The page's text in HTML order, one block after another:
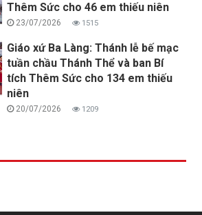
Thêm Sức cho 46 em thiếu niên
23/07/2026 1515
Giáo xứ Ba Làng: Thánh lễ bế mạc
tuần chầu Thánh Thể và ban Bí
tích Thêm Sức cho 134 em thiếu
niên
20/07/2026 1209